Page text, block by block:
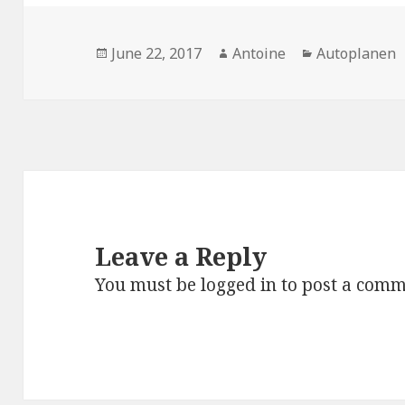
Posted
June 22, 2017 Author
Antoine Categories
Autoplanen
Leave a Reply
You must belogged into post a